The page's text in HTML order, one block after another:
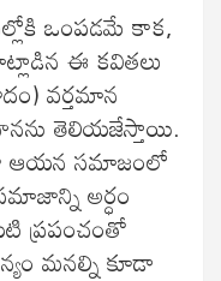
ఒంపడమే కాక,
ఈ కవితలు
వర్తమాన
తెలియజేస్తాయి.
ఆయన సమాజంలో
అర్ధం
ప్రపంచంతో
మనల్ని కూడా